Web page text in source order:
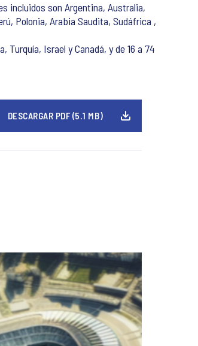
incluidos son Argentina, Australia,
Polonia, Arabia Saudita, Sudáfrica ,
Israel y Canadá, y de 16 a 74
DESCARGAR PDF (5.1 MB)